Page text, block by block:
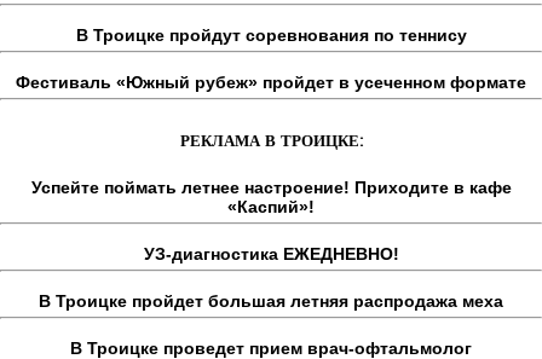
В Троицке пройдут соревнования по теннису
Фестиваль «Южный рубеж» пройдет в усеченном формате
РЕКЛАМА В ТРОИЦКЕ:
Успейте поймать летнее настроение! Приходите в кафе
«Каспий»!
УЗ-диагностика ЕЖЕДНЕВНО!
В Троицке пройдет большая летняя распродажа меха
В Троицке проведет прием врач-офтальмолог